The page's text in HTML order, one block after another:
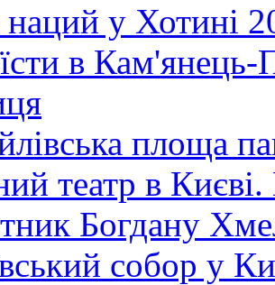
наций у Хотині
в Кам'янець-
площа
театр в
Богдану
собор у